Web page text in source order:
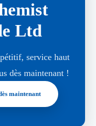
Ltd
service haut
dès maintenant !
maintenant